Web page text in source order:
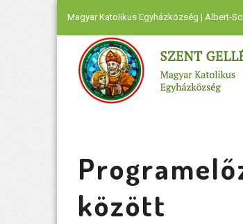
Magyar Katolikus Egyházközség | Albert-
között